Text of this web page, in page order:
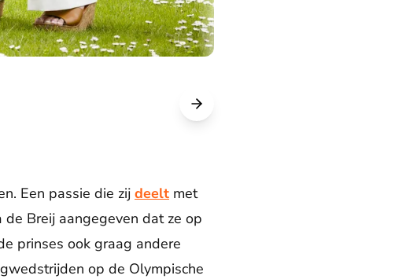
Een passie die zij deelt met
Breij aangegeven dat ze op
prinses ook graag andere
op de Olympische